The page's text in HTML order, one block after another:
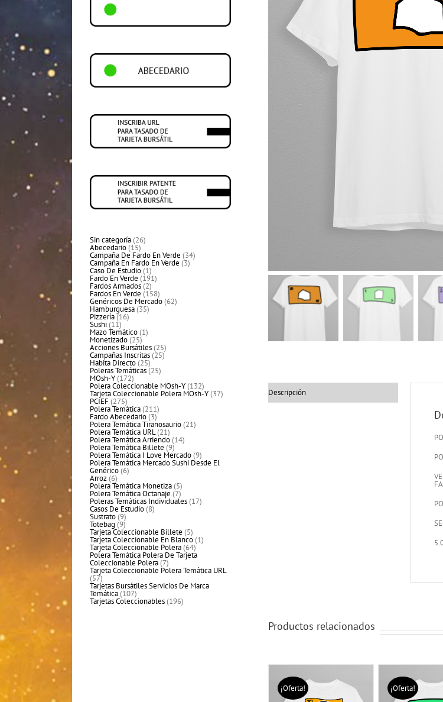
Descripción
Productos relacionados
¡Oferta! ¡Oferta!
Sin categoría 2626
productos
Abecedario 1515
productos
Campaña De Fardo En Verde 3434
productos
Campaña En Fardo En Verde 33
productos
Caso De Estudio 11
producto
Fardo En Verde 191191
productos
Fardos Armados 22
productos
Fardos En Verde 158158
productos
Genéricos De Mercado 6262
productos
Hamburguesa 3535
productos
Pizzería 1616
productos
Sushi 1111
productos
Mazo Temático 11
producto
Monetizado 2525
productos
Acciones Bursátiles 2525
productos
Campañas Inscritas 2525
productos
Habita Directo 2525
productos
Poleras Temáticas 2525
productos
MOsh-Y 172172
productos
Polera Coleccionable MOsh-Y 132132
productos
Tarjeta Coleccionable Polera MOsh-Y 3737
productos
PCIEF 275275
productos
Polera Temática 211211
productos
Fardo Abecedario 33
productos
Polera Temática Tiranosaurio 2121
productos
Polera Temática URL 2121
productos
Polera Temática Arriendo 1414
productos
Polera Temática Billete 99
productos
Polera Temática I Love Mercado 99
productos
Polera Temática Mercado Sushi Desde El
Genérico 66
productos
Arroz 66
productos
Polera Temática Monetiza 55
productos
Polera Temática Octanaje 77
productos
Poleras Temáticas Individuales 1717
productos
Casos De Estudio 88
productos
Sustrato 99
productos
Totebag 99
productos
Tarjeta Coleccionable Billete 55
productos
Tarjeta Coleccionable En Blanco 11
producto
Tarjeta Coleccionable Polera 6464
productos
Polera Temática Polera De Tarjeta
Coleccionable Polera 77
productos
Tarjeta Coleccionable Polera Temática URL
5757
productos
Tarjetas Bursátiles Servicios De Marca
Temática 107107
productos
Tarjetas Coleccionables 196196
productos